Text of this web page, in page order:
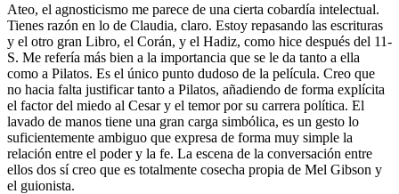
Ateo, el agnosticismo me parece de una cierta cobardía intelectual.
Tienes razón en lo de Claudia, claro. Estoy repasando las escrituras
y el otro gran Libro, el Corán, y el Hadiz, como hice después del 11-
S. Me refería más bien a la importancia que se le da tanto a ella
como a Pilatos. Es el único punto dudoso de la película. Creo que
no hacia falta justificar tanto a Pilatos, añadiendo de forma explícita
el factor del miedo al Cesar y el temor por su carrera política. El
lavado de manos tiene una gran carga simbólica, es un gesto lo
suficientemente ambiguo que expresa de forma muy simple la
relación entre el poder y la fe. La escena de la conversación entre
ellos dos sí creo que es totalmente cosecha propia de Mel Gibson y
el guionista.